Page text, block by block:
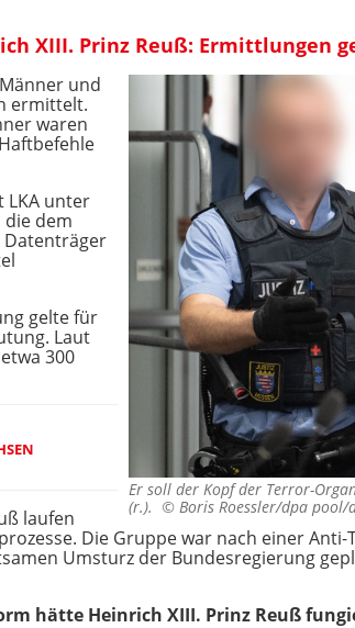
XIII. Prinz Reuß: Ermittlungen
Er soll der Kopf der Terror-
(r.). © Boris Roessler/dpa pool/
und
ermittelt.
waren
LKA unter
dem
Datenträger
gelte für
Laut
300
laufen
Die Gruppe war nach einer Anti-
Umsturz der Bundesregierung
hätte Heinrich XIII. Prinz Reuß